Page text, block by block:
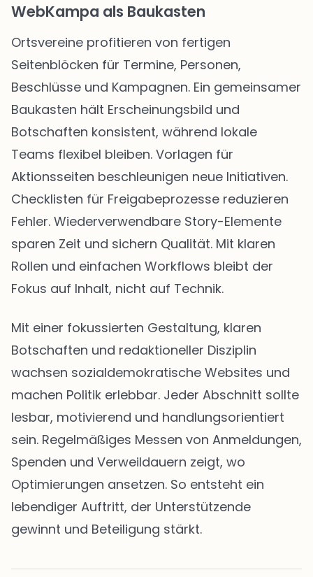
WebKampa als Baukasten
Ortsvereine profitieren von fertigen
Seitenblöcken für Termine, Personen,
Beschlüsse und Kampagnen. Ein gemeinsamer
Baukasten hält Erscheinungsbild und
Botschaften konsistent, während lokale
Teams flexibel bleiben. Vorlagen für
Aktionsseiten beschleunigen neue Initiativen.
Checklisten für Freigabeprozesse reduzieren
Fehler. Wiederverwendbare Story-Elemente
sparen Zeit und sichern Qualität. Mit klaren
Rollen und einfachen Workflows bleibt der
Fokus auf Inhalt, nicht auf Technik.
Mit einer fokussierten Gestaltung, klaren
Botschaften und redaktioneller Disziplin
wachsen sozialdemokratische Websites und
machen Politik erlebbar. Jeder Abschnitt sollte
lesbar, motivierend und handlungsorientiert
sein. Regelmäßiges Messen von Anmeldungen,
Spenden und Verweildauern zeigt, wo
Optimierungen ansetzen. So entsteht ein
lebendiger Auftritt, der Unterstützende
gewinnt und Beteiligung stärkt.